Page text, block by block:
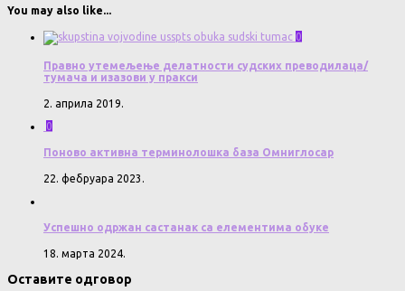
You may also like...
0
Правно утемељење делатности судских преводилаца/
тумача и изазови у пракси
2. априла 2019.
0
Поново активна терминолошка база Омниглосар
22. фебруара 2023.
Успешно одржан састанак са елементима обуке
18. марта 2024.
Оставите одговор